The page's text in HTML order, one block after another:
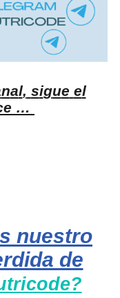
nal, sigue el
e …
nuestro
de